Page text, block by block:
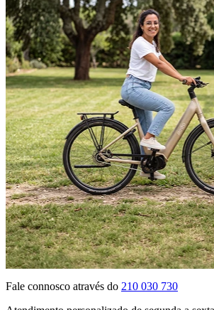
Fale connosco através do 210 030 730